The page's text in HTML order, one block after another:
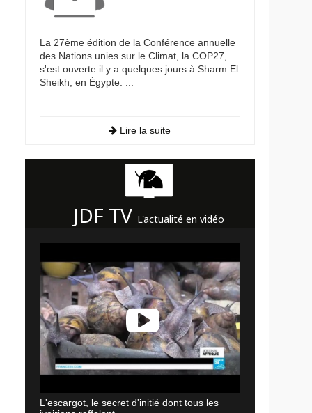
La 27ème édition de la Conférence annuelle
des Nations unies sur le Climat, la COP27,
s'est ouverte il y a quelques jours à Sharm El
Sheikh, en Égypte. ...
Lire la suite
JDF TV L'actualité en vidéo
L'escargot, le secret d'initié dont tous les